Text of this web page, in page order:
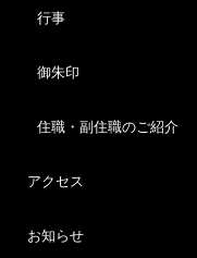
行事
御朱印
住職・副住職のご紹介
アクセス
お知らせ
告
しました。
いました。